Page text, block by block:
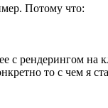
Потому что:
с рендерингом на
то с чем я